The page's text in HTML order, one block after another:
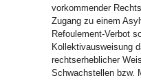
vorkommender
Zugang zu einem
Refoulement-Verbot
Kollektivausweisung
rechtserheblicher
Schwachstellen bzw.